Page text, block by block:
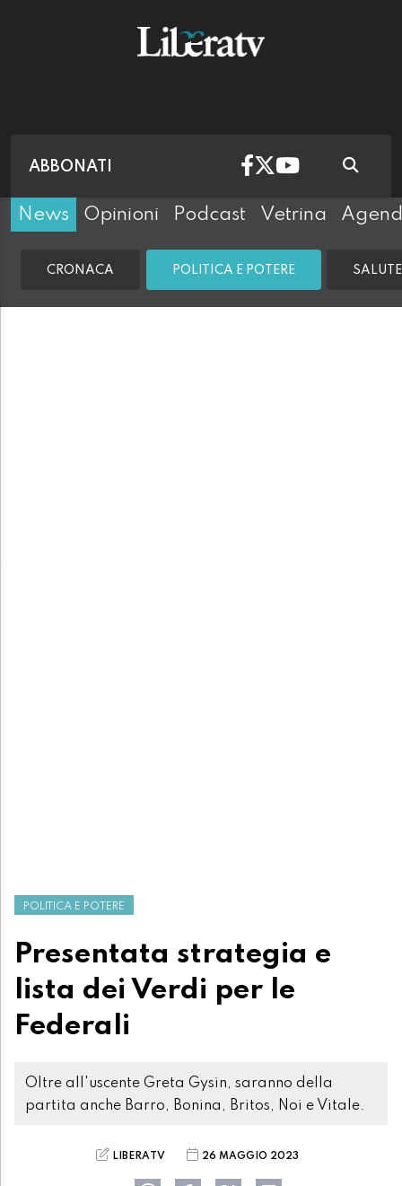
ABBONATI
News Opinioni Podcast Vetrina
CRONACA POLITICA E POTERE
POLITICA E POTERE
Presentata strategia e
lista dei Verdi per le
Federali
Oltre all'uscente Greta Gysin, saranno della
partita anche Barro, Bonina, Britos, Noi e Vitale.
LIBERATV 26 MAGGIO 2023